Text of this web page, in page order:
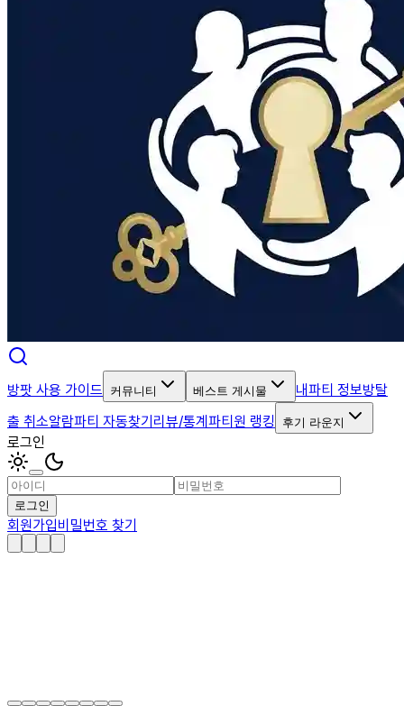
방팟 사용 가이드 커뮤니티 베스트 게시물 내파티 정보방탈
출 취소알람파티 자동찾기리뷰/통계파티원 랭킹 후기 라운지
로그인
로그인
회원가입비밀번호 찾기